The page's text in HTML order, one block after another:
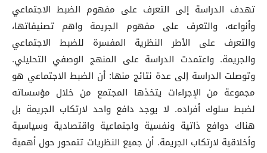
تهدف الدراسة إلى التعرف على مفهوم الضبط الاجتماعي
وأنواعه، والتعرف على مفهوم الجريمة واهم تصنيفاتها،
والتعرف على الأطر النظرية المفسرة للضبط الاجتماعي
والجريمة. واعتمدت الدراسة على المنهج الوصفي التحليلي.
وتوصلت الدراسة إلى عدة نتائج منها: أن الضبط الاجتماعي هو
مجموعة من الإجراءات يتخذها المجتمع من خلال مؤسساته
لضبط سلوك أفراده. لا يوجد دافع واحد لارتكاب الجريمة بل
هناك دوافع ذاتية ونفسية واجتماعية واقتصادية وسياسية
وأخلاقية لارتكاب الجريمة. أن جميع النظريات تتمحور حول أهمية